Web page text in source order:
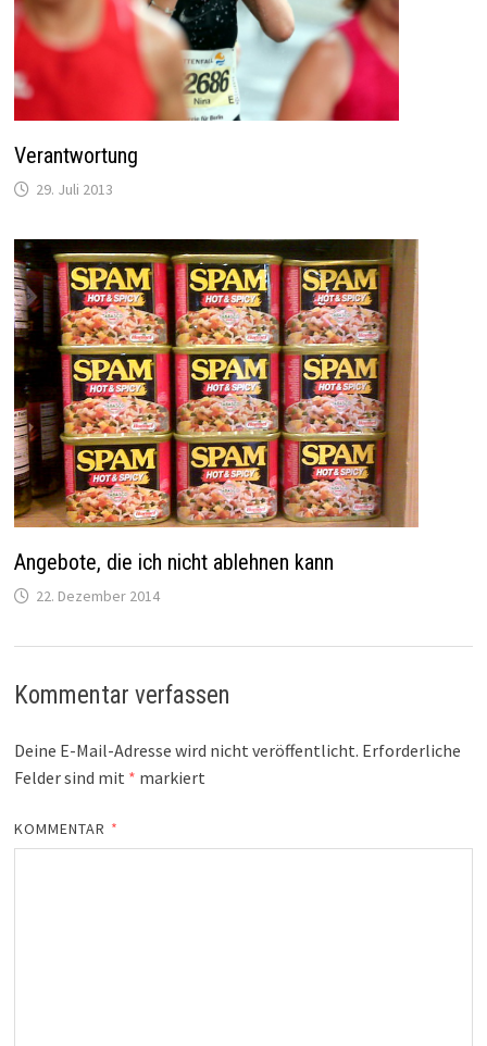
Verantwortung
29. Juli 2013
Angebote, die ich nicht ablehnen kann
22. Dezember 2014
Kommentar verfassen
Deine E-Mail-Adresse wird nicht veröffentlicht. Erforderliche
Felder sind mit * markiert
KOMMENTAR *